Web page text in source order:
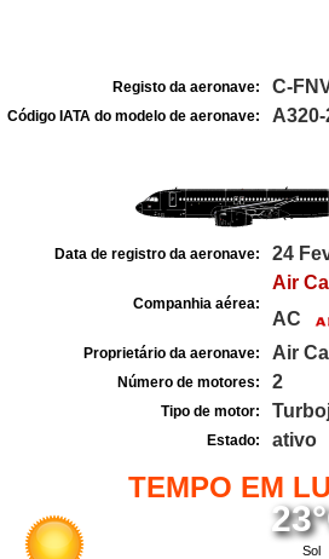
Registo da aeronave: C-
Código IATA do modelo de aeronave:
Data de registro da aeronave: 24
Companhia aérea:
Air
AC
Proprietário da aeronave: Air
Número de motores: 2
Tipo de motor:
Estado: ativo
TEMPO EM
Sol